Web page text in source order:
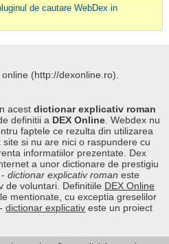
de cautare WebDex in
(http://dexonline.ro).
acestdictionar explicativ roman
definitii a DEX Online . Webdex nu
faptele ce rezulta din utilizarea
si nu are nici o raspundere cu
informatiilor prezentate. Dex
a unor dictionare de prestigiu
-dictionar explicativ roman este
de voluntari. Definitiile DEX Online
mentionate, cu exceptia greselilor
-dictionar explicativ este un proiect